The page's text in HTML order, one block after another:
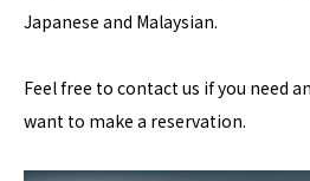
Japanese and Malaysian.
Feel free to contact us if you need
want to make a reservation.